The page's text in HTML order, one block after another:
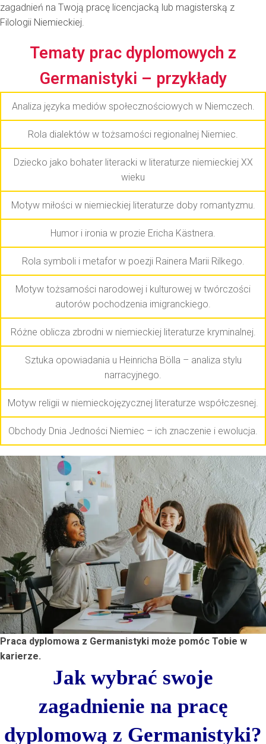
zagadnień na Twoją pracę licencjacką lub magisterską z
Filologii Niemieckiej.
Tematy prac dyplomowych z
Germanistyki – przykłady
Analiza języka mediów społecznościowych w Niemczech.
Rola dialektów w tożsamości regionalnej Niemiec.
Dziecko jako bohater literacki w literaturze niemieckiej XX
wieku
Motyw miłości w niemieckiej literaturze doby romantyzmu.
Humor i ironia w prozie Ericha Kästnera.
Rola symboli i metafor w poezji Rainera Marii Rilkego.
Motyw tożsamości narodowej i kulturowej w twórczości
autorów pochodzenia imigranckiego.
Różne oblicza zbrodni w niemieckiej literaturze kryminalnej.
Sztuka opowiadania u Heinricha Bölla – analiza stylu
narracyjnego.
Motyw religii w niemieckojęzycznej literaturze współczesnej.
Obchody Dnia Jedności Niemiec – ich znaczenie i ewolucja.
Praca dyplomowa z Germanistyki może pomóc Tobie w
karierze.
Jak wybrać swoje
zagadnienie na pracę
dyplomową z Germanistyki?